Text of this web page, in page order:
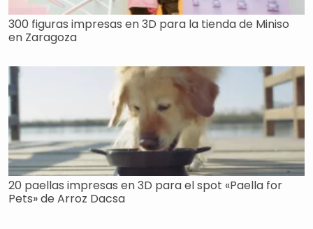
300 figuras impresas en 3D para la tienda de Miniso
en Zaragoza
20 paellas impresas en 3D para el spot «Paella for
Pets» de Arroz Dacsa